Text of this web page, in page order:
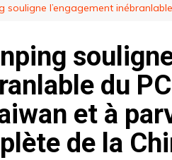
NECROLOGIE
EMPLOIS
MARCHES PUBLICS
ANNONCES LEGALES
souligne l’engagement
du
et à
de la